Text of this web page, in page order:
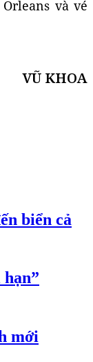
và vé
VŨ KHOA
biển cả
hạn”
mới